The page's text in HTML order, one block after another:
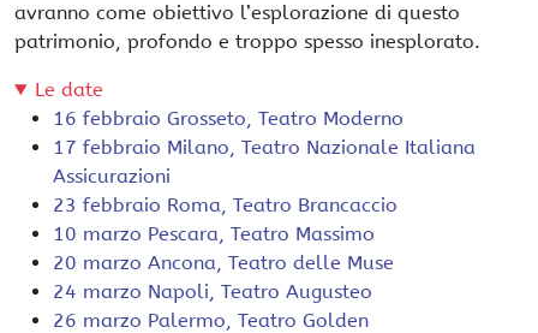
avranno come obiettivo l’esplorazione di questo
patrimonio, profondo e troppo spesso inesplorato.
Le date
16 febbraio Grosseto, Teatro Moderno
17 febbraio Milano, Teatro Nazionale Italiana
Assicurazioni
23 febbraio Roma, Teatro Brancaccio
10 marzo Pescara, Teatro Massimo
20 marzo Ancona, Teatro delle Muse
24 marzo Napoli, Teatro Augusteo
26 marzo Palermo, Teatro Golden